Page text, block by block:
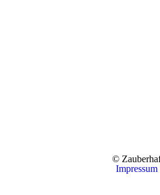
©
Impressum